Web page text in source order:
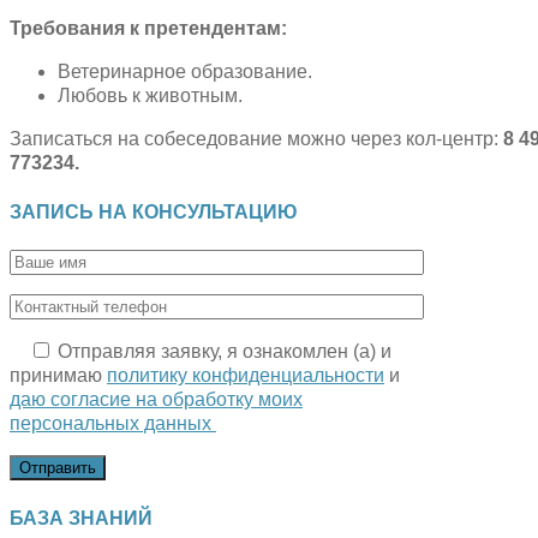
Требования к претендентам:
Ветеринарное образование.
Любовь к животным.
Записаться на собеседование можно через кол-центр: 8
773234.
ЗАПИСЬ НА КОНСУЛЬТАЦИЮ
Отправляя заявку, я ознакомлен (а) и
принимаю политику конфиденциальности и
даю согласие на обработку моих
персональных данных
БАЗА ЗНАНИЙ